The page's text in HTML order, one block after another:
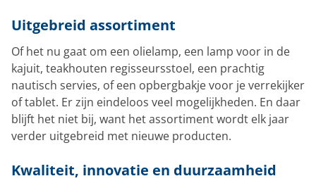
Uitgebreid assortiment
Of het nu gaat om een olielamp, een lamp voor in de
kajuit, teakhouten regisseursstoel, een prachtig
nautisch servies, of een opbergbakje voor je verrekijker
of tablet. Er zijn eindeloos veel mogelijkheden. En daar
blijft het niet bij, want het assortiment wordt elk jaar
verder uitgebreid met nieuwe producten.
Kwaliteit, innovatie en duurzaamheid